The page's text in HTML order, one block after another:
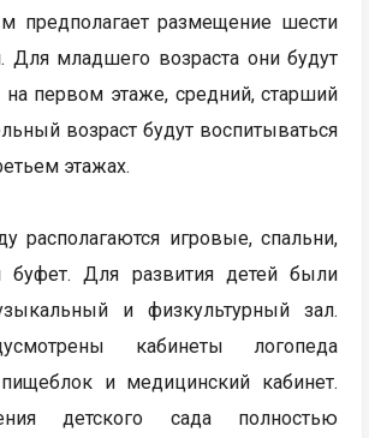
предполагает размещение шести
Для младшего возраста они будут
на первом этаже, средний, старший
возраст будут воспитываться
этажах.
располагаются игровые, спальни,
буфет. Для развития детей были
и физкультурный зал.
кабинеты логопеда
и медицинский кабинет.
детского сада полностью